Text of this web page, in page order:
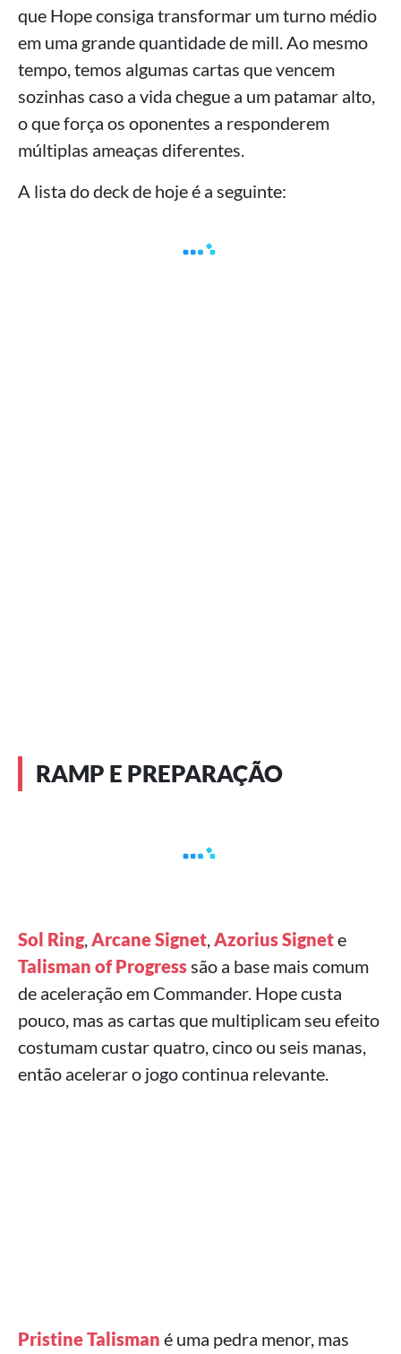
que Hope consiga transformar um turno médio
em uma grande quantidade de mill. Ao mesmo
tempo, temos algumas cartas que vencem
sozinhas caso a vida chegue a um patamar alto,
o que força os oponentes a responderem
múltiplas ameaças diferentes.
A lista do deck de hoje é a seguinte:
RAMP E PREPARAÇÃO
Sol Ring,Arcane Signet,Azorius Signete
Talisman of Progresssão a base mais comum
de aceleração em Commander. Hope custa
pouco, mas as cartas que multiplicam seu efeito
costumam custar quatro, cinco ou seis manas,
então acelerar o jogo continua relevante.
Pristine Talisman é uma pedra menor, mas